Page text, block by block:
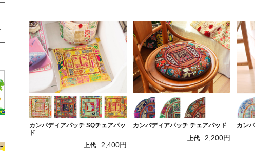
カンバディアパッチ SQチェアパッ
ド
上代
2,400円
カンバディアパッチ チェアパッド
上代
2,200円
カン